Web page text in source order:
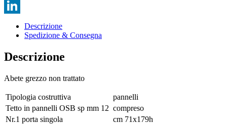
Email
LinkedIn
Descrizione
Spedizione & Consegna
Descrizione
Abete grezzo non trattato
Tipologia costruttiva
pannelli
Tetto in pannelli OSB sp mm 12 compreso
Nr.1 porta singola
cm 71x179h